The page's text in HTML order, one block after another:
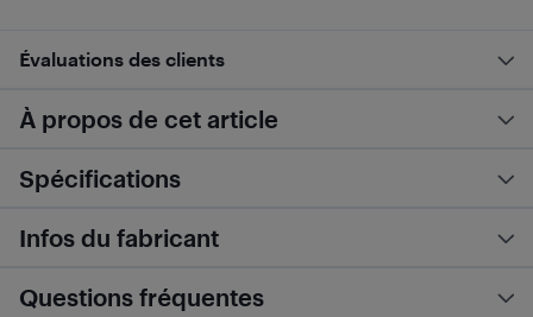
Évaluations des clients
À propos de cet article
Spécifications
Infos du fabricant
Questions fréquentes